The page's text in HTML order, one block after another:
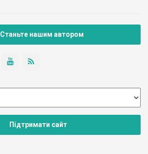
Станьте нашим автором
Підтримати сайт